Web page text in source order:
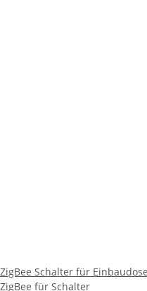
ZigBee Schalter für
ZigBee für Schalter